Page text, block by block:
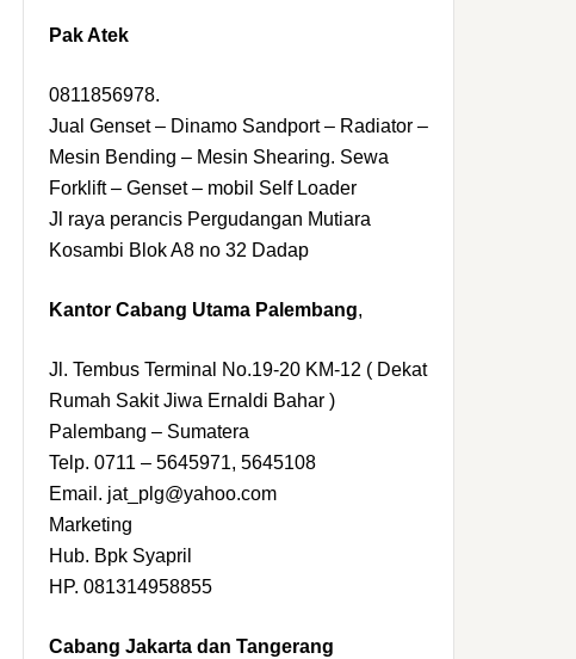
Pak Atek
0811856978.
Jual Genset – Dinamo Sandport – Radiator –
Mesin Bending – Mesin Shearing. Sewa
Forklift – Genset – mobil Self Loader
Jl raya perancis Pergudangan Mutiara
Kosambi Blok A8 no 32 Dadap
Kantor Cabang Utama Palembang,
Jl. Tembus Terminal No.19-20 KM-12 ( Dekat
Rumah Sakit Jiwa Ernaldi Bahar )
Palembang – Sumatera
Telp. 0711 – 5645971, 5645108
Email. jat_plg@yahoo.com
Marketing
Hub. Bpk Syapril
HP. 081314958855
Cabang Jakarta dan Tangerang